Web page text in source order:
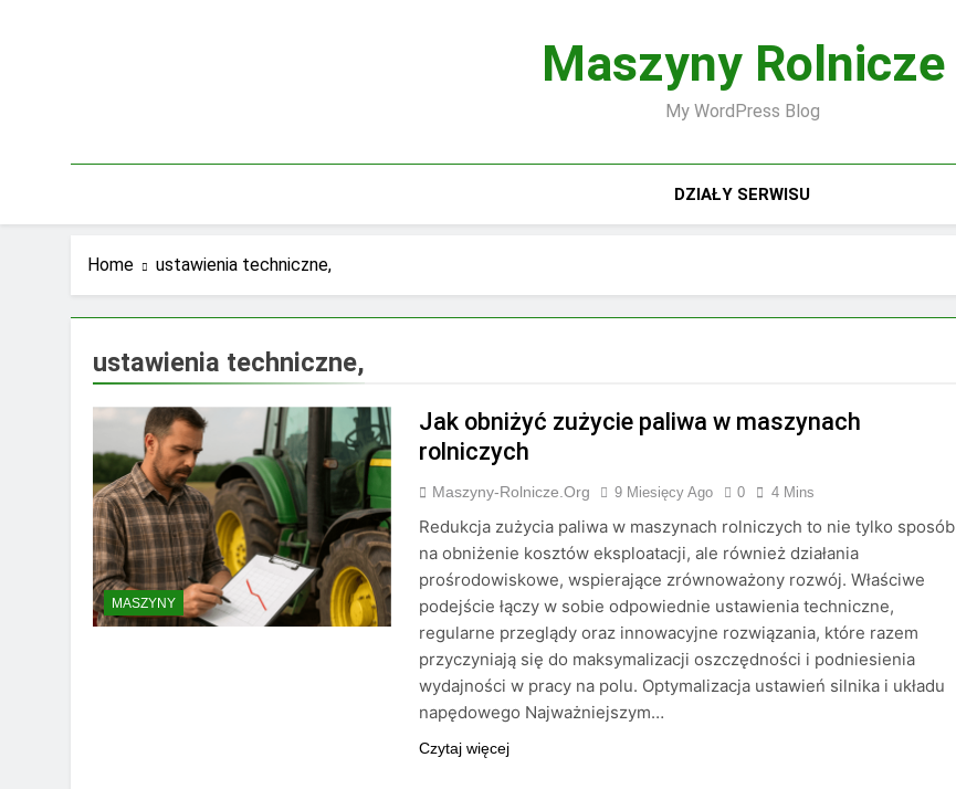
Maszyny Rolnicze
My WordPress Blog
DZIAŁY SERWISU
Home ustawienia techniczne,
ustawienia techniczne,
MASZYNY
Jak obniżyć zużycie paliwa w maszynach
rolniczych
Maszyny-Rolnicze.org 9 Miesięcy Ago 0 4 Mins
Redukcja zużycia paliwa w maszynach rolniczych to nie tylko sposób
na obniżenie kosztów eksploatacji, ale również działania
prośrodowiskowe, wspierające zrównoważony rozwój. Właściwe
podejście łączy w sobie odpowiednie ustawienia techniczne,
regularne przeglądy oraz innowacyjne rozwiązania, które razem
przyczyniają się do maksymalizacji oszczędności i podniesienia
wydajności w pracy na polu. Optymalizacja ustawień silnika i układu
napędowego Najważniejszym…
Czytaj więcej